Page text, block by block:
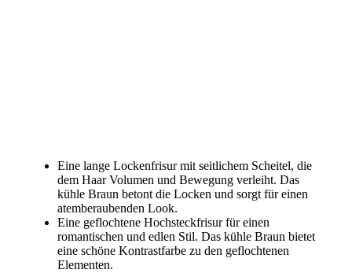
Eine lange Lockenfrisur mit seitlichem Scheitel, die
dem Haar Volumen und Bewegung verleiht. Das
kühle Braun betont die Locken und sorgt für einen
atemberaubenden Look.
Eine geflochtene Hochsteckfrisur für einen
romantischen und edlen Stil. Das kühle Braun bietet
eine schöne Kontrastfarbe zu den geflochtenen
Elementen.